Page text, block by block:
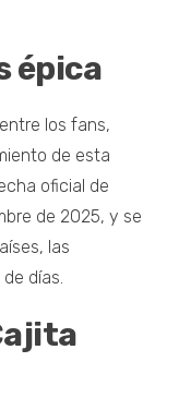
épica
los fans,
de esta
oficial de
de 2025, y se
las
días.